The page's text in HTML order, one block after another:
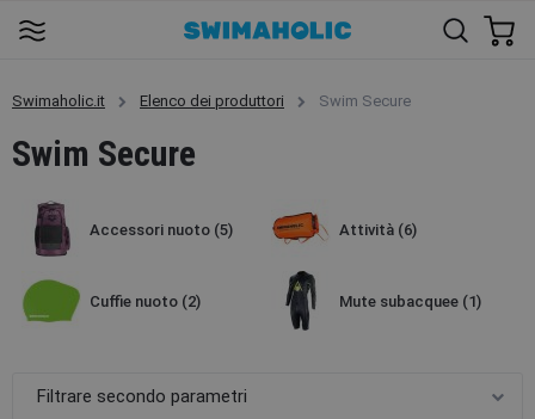
Swimaholic.it Elenco dei produttori Swim Secure
Swim Secure
Accessori nuoto (5) Attività (6)
Cuffie nuoto (2) Mute subacquee (1)
Filtrare secondo parametri